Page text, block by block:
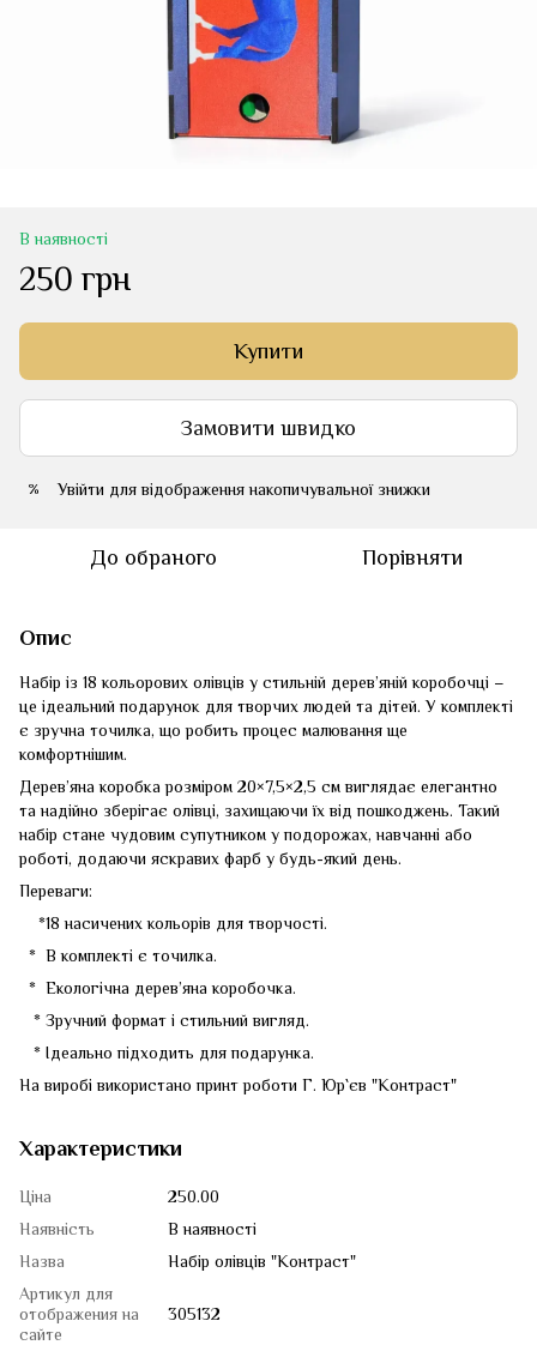
В наявності
250 грн
Купити
Замовити швидко
% Увійти для відображення накопичувальної знижки
До обраного Порівняти
Опис
Набір із 18 кольорових олівців у стильній дерев’яній коробочці –
це ідеальний подарунок для творчих людей та дітей. У комплекті
є зручна точилка, що робить процес малювання ще
комфортнішим.
Дерев’яна коробка розміром 20×7,5×2,5 см виглядає елегантно
та надійно зберігає олівці, захищаючи їх від пошкоджень. Такий
набір стане чудовим супутником у подорожах, навчанні або
роботі, додаючи яскравих фарб у будь-який день.
Переваги:
*18 насичених кольорів для творчості.
* В комплекті є точилка.
* Екологічна дерев’яна коробочка.
* Зручний формат і стильний вигляд.
* Ідеально підходить для подарунка.
На виробі використано принт роботи Г. Юр`єв "Контраст"
Характеристики
Ціна
250.00
Наявність
В наявності
Назва
Набір олівців "Контраст"
Артикул для
отображения на
сайте
305132